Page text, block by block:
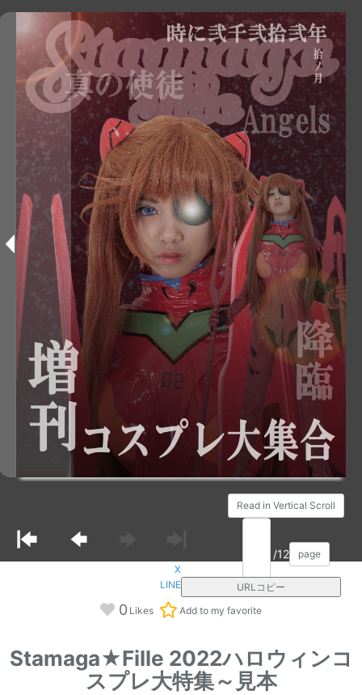
Read in Vertical Scroll
/12
page
X
LINE
URLコピー
0 Likes Add to my favorite
Stamaga★Fille 2022ハロウィンコ
スプレ大特集～見本